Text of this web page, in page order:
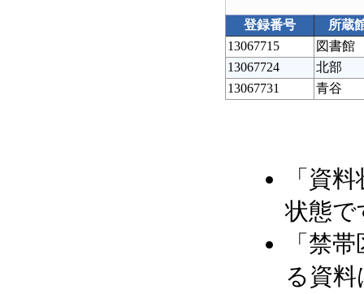
登録番号
所蔵
13067715
図書館
13067724
北部
13067731
青谷
「資
状態で
「禁
る資